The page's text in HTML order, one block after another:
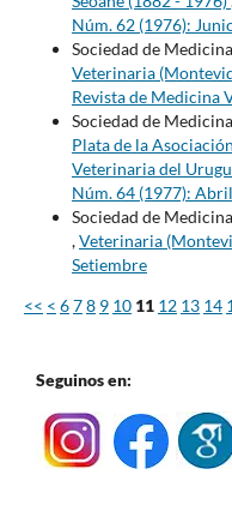
Núm. 62 (1976):
Sociedad de
Veterinaria
Revista de Medicina
Sociedad de
Plata de la
Veterinaria del
Núm. 64 (1977): Abril
Sociedad de
,Veterinaria
Setiembre
<< < 678 9 10 11 12 13 14
Seguinos en: